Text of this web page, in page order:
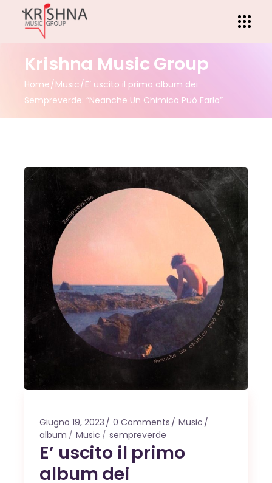
Krishna Music Group
Home Music E’ uscito il primo album dei
Sempreverde: “Neanche Un Chimico Può Farlo”
Giugno 19, 2023 0 Comments
Music
album
Music sempreverde
E’ uscito il primo
album dei